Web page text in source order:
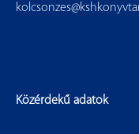
Közérdekű adatok